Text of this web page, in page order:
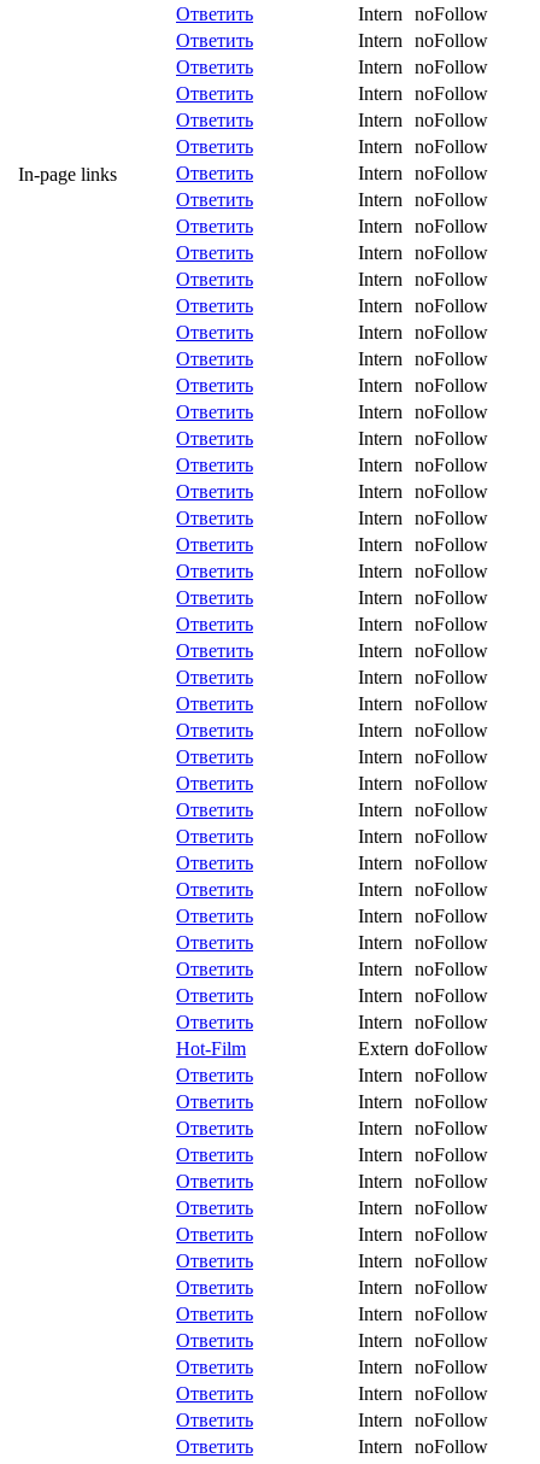
In-page links
Ответить
Intern
noFollow
Ответить
Intern
noFollow
Ответить
Intern
noFollow
Ответить
Intern
noFollow
Ответить
Intern
noFollow
Ответить
Intern
noFollow
Ответить
Intern
noFollow
Ответить
Intern
noFollow
Ответить
Intern
noFollow
Ответить
Intern
noFollow
Ответить
Intern
noFollow
Ответить
Intern
noFollow
Ответить
Intern
noFollow
Ответить
Intern
noFollow
Ответить
Intern
noFollow
Ответить
Intern
noFollow
Ответить
Intern
noFollow
Ответить
Intern
noFollow
Ответить
Intern
noFollow
Ответить
Intern
noFollow
Ответить
Intern
noFollow
Ответить
Intern
noFollow
Ответить
Intern
noFollow
Ответить
Intern
noFollow
Ответить
Intern
noFollow
Ответить
Intern
noFollow
Ответить
Intern
noFollow
Ответить
Intern
noFollow
Ответить
Intern
noFollow
Ответить
Intern
noFollow
Ответить
Intern
noFollow
Ответить
Intern
noFollow
Ответить
Intern
noFollow
Ответить
Intern
noFollow
Ответить
Intern
noFollow
Ответить
Intern
noFollow
Ответить
Intern
noFollow
Ответить
Intern
noFollow
Ответить
Intern
noFollow
Hot-Film
Extern doFollow
Ответить
Intern
noFollow
Ответить
Intern
noFollow
Ответить
Intern
noFollow
Ответить
Intern
noFollow
Ответить
Intern
noFollow
Ответить
Intern
noFollow
Ответить
Intern
noFollow
Ответить
Intern
noFollow
Ответить
Intern
noFollow
Ответить
Intern
noFollow
Ответить
Intern
noFollow
Ответить
Intern
noFollow
Ответить
Intern
noFollow
Ответить
Intern
noFollow
Ответить
Intern
noFollow